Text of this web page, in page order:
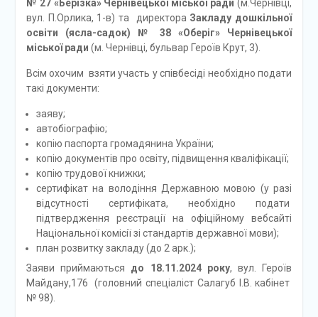
№ 27 « Берізка» Чернівецької міської ради (м.Чернівці,
вул. П.Орлика, 1-в) та директора Закладу дошкільної
освіти (ясла-садок) № 38 «Оберіг» Чернівецької
міської ради (м. Чернівці, бульвар Героїв Крут, 3).
Всім охочим взяти участь у співбесіді необхідно подати
такі документи:
заяву;
автобіографію;
копію паспорта громадянина України;
копію документів про освіту, підвищення кваліфікації;
копію трудової книжки;
сертифікат на володіння Державною мовою (у разі
відсутності сертифіката, необхідно подати
підтвердження реєстрації на офіційному вебсайті
Національної комісії зі стандартів державної мови);
план розвитку закладу (до 2 арк.);
Заяви приймаються до 18.11 .2024року, вул. Героїв
Майдану,176 (головний спеціаліст Салагуб І.В. кабінет
№ 98).